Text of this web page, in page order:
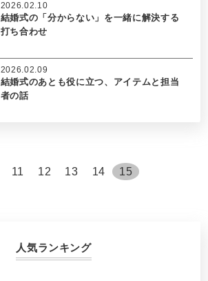
結婚式の「分からない」を一緒に解決する
打ち合わせ
2026.02.10
結婚式のあとも役に立つ、アイテムと担当
者の話
2026.02.09
11 12 13 14 15
人気ランキング